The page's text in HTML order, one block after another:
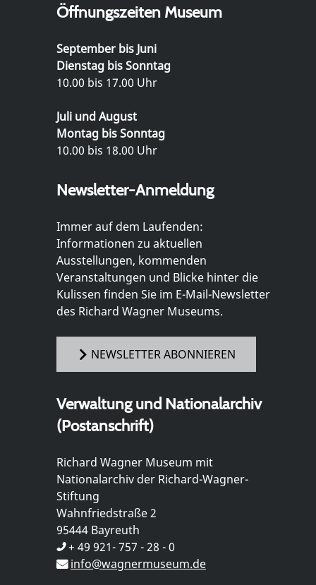
Öffnungszeiten Museum
September bis Juni
Dienstag bis Sonntag
10.00 bis 17.00 Uhr
Juli und August
Montag bis Sonntag
10.00 bis 18.00 Uhr
Newsletter-Anmeldung
Immer auf dem Laufenden:
Informationen zu aktuellen
Ausstellungen, kommenden
Veranstaltungen und Blicke hinter die
Kulissen finden Sie im E-Mail-Newsletter
des Richard Wagner Museums.
NEWSLETTER ABONNIEREN
Verwaltung und Nationalarchiv
(Postanschrift)
Richard Wagner Museum mit
Nationalarchiv der Richard-Wagner-
Stiftung
Wahnfriedstraße 2
95444 Bayreuth
+ 49 921- 757 - 28 - 0
info@wagnermuseum.de